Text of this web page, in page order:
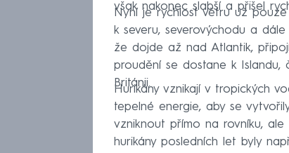
však nakonec slabší a přišel
Nyní je rychlost větru už
k severu, severovýchodu a
že dojde až nad Atlantik,
proudění se dostane k Islandu,
Británii.
Hurikány vznikají v tropických
tepelné energie, aby se
vzniknout přímo na rovníku,
hurikány posledních let byly